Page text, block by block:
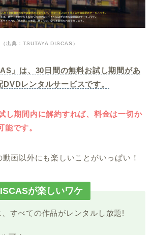
（出典：TSUTAYA DISCAS）
」は、30日間の無料お試し期間があ
レンタルサービスです。
し期間内に解約すれば、料金は一切か
能です。
画以外にも楽しいことがいっぱい！
が楽しいワケ
すべての作品がレンタルし放題!